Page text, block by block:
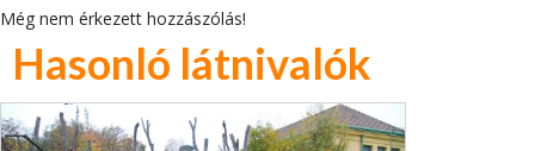
Még nem érkezett hozzászólás!
Hasonló látnivalók